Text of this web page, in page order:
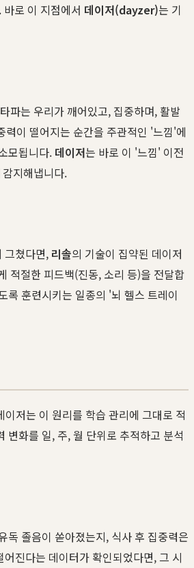
로 이 지점에서 데이저(dayzer)는 기
파는 우리가 깨어있고, 집중하며, 활발
이 떨어지는 순간을 주관적인 '느낌'에
모됩니다. 데이저는 바로 이 '느낌' 이전
지해냅니다.
그쳤다면, 리솔의 기술이 집약된 데이저
적절한 피드백(진동, 소리 등)을 전달합
록 훈련시키는 일종의 '뇌 헬스 트레이
저는 이 원리를 학습 관리에 그대로 적
화를 일, 주, 월 단위로 추적하고 분석
독 졸음이 쏟아졌는지, 식사 후 집중력은
진다는 데이터가 확인되었다면, 그 시